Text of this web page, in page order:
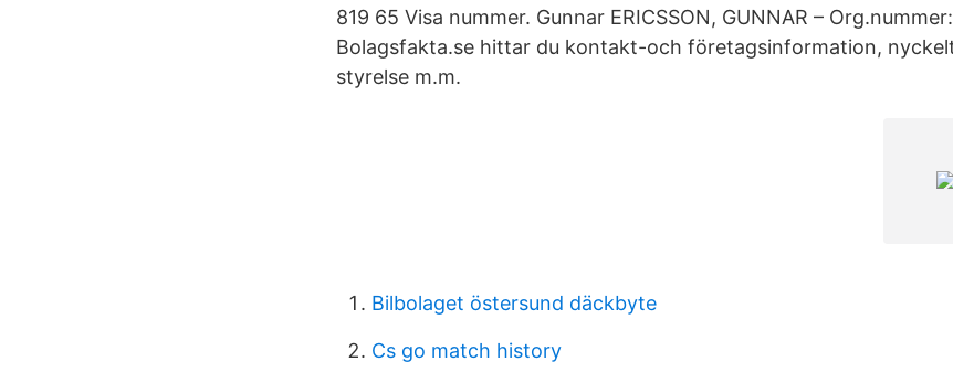
819 65 Visa nummer. Gunnar ERICSSON, GUNNAR –
Bolagsfakta.se hittar du kontakt-och företagsinformation,
styrelse m.m.
Bilbolaget östersund däckbyte
Cs go match history